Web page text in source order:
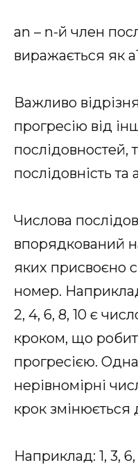
an – n-й член
виражається як
Важливо
прогресію від
послідовностей,
послідовність та
Числова
впорядкований
яких присвоєно
номер.
2, 4, 6, 8, 10 є
кроком, що
прогресією.
нерівномірні
крок змінюється
Наприклад: 1, 3, 6,